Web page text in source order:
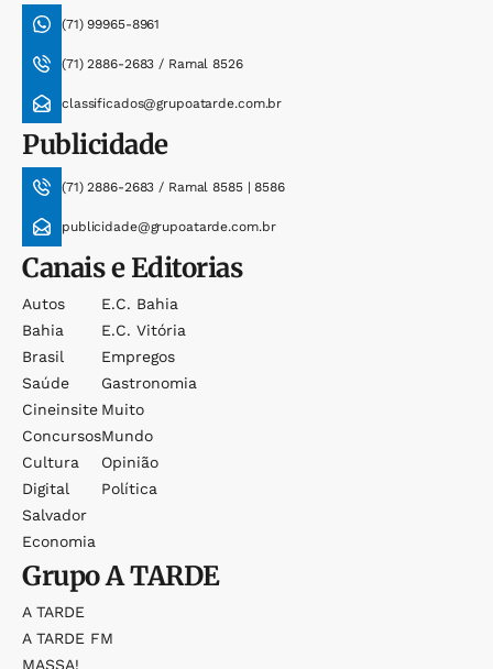
(71) 99965-8961
(71) 2886-2683 / Ramal 8526
classificados@grupoatarde.com.br
Publicidade
(71) 2886-2683 / Ramal 8585 | 8586
publicidade@grupoatarde.com.br
Canais e Editorias
Autos
Bahia
Brasil
Saúde
Cineinsite
Concursos
Cultura
Digital
Salvador
Economia
E.c. Bahia
E.c. Vitória
Empregos
Gastronomia
Muito
Mundo
Opinião
Política
GrupoA TARDE
A TARDE
A TARDE FM
MASSA!